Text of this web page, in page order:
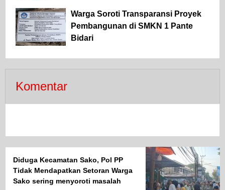
Warga Soroti Transparansi Proyek
Pembangunan di SMKN 1 Pante
Bidari
Komentar
Diduga Kecamatan Sako, Pol PP
Tidak Mendapatkan Setoran Warga
Sako sering menyoroti masalah